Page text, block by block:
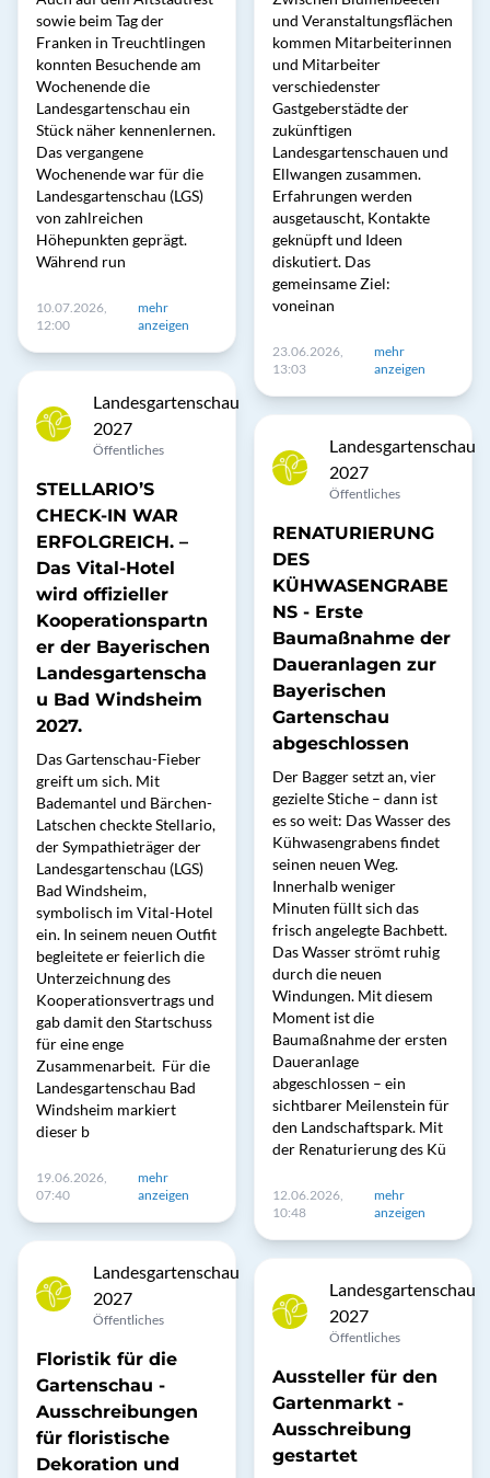
sowie beim Tag der
Franken in Treuchtlingen
konnten Besuchende am
Wochenende die
Landesgartenschau ein
Stück näher kennenlernen.
Das vergangene
Wochenende war für die
Landesgartenschau (LGS)
von zahlreichen
Höhepunkten geprägt.
Während run
10.07.2026,
12:00
mehr
anzeigen
Landesgartenschau
2027
Öffentliches
STELLARIO’S
CHECK-IN WAR
ERFOLGREICH. –
Das Vital-Hotel
wird offizieller
Kooperationspartn
er der Bayerischen
Landesgartenscha
u Bad Windsheim
2027.
Das Gartenschau-Fieber
greift um sich. Mit
Bademantel und Bärchen-
Latschen checkte Stellario,
der Sympathieträger der
Landesgartenschau (LGS)
Bad Windsheim,
symbolisch im Vital-Hotel
ein. In seinem neuen Outfit
begleitete er feierlich die
Unterzeichnung des
Kooperationsvertrags und
gab damit den Startschuss
für eine enge
Zusammenarbeit. Für die
Landesgartenschau Bad
Windsheim markiert
dieser b
19.06.2026,
07:40
mehr
anzeigen
Landesgartenschau
2027
Öffentliches
Floristik für die
Gartenschau -
Ausschreibungen
für floristische
Dekoration und
und Veranstaltungsflächen
kommen Mitarbeiterinnen
und Mitarbeiter
verschiedenster
Gastgeberstädte der
zukünftigen
Landesgartenschauen und
Ellwangen zusammen.
Erfahrungen werden
ausgetauscht, Kontakte
geknüpft und Ideen
diskutiert. Das
gemeinsame Ziel:
voneinan
23.06.2026,
13:03
mehr
anzeigen
Landesgartenschau
2027
Öffentliches
RENATURIERUNG
DES
KÜHWASENGRABE
NS - Erste
Baumaßnahme der
Daueranlagen zur
Bayerischen
Gartenschau
abgeschlossen
Der Bagger setzt an, vier
gezielte Stiche – dann ist
es so weit: Das Wasser des
Kühwasengrabens findet
seinen neuen Weg.
Innerhalb weniger
Minuten füllt sich das
frisch angelegte Bachbett.
Das Wasser strömt ruhig
durch die neuen
Windungen. Mit diesem
Moment ist die
Baumaßnahme der ersten
Daueranlage
abgeschlossen – ein
sichtbarer Meilenstein für
den Landschaftspark. Mit
der Renaturierung des Kü
12.06.2026,
10:48
mehr
anzeigen
Landesgartenschau
2027
Öffentliches
Aussteller für den
Gartenmarkt -
Ausschreibung
gestartet